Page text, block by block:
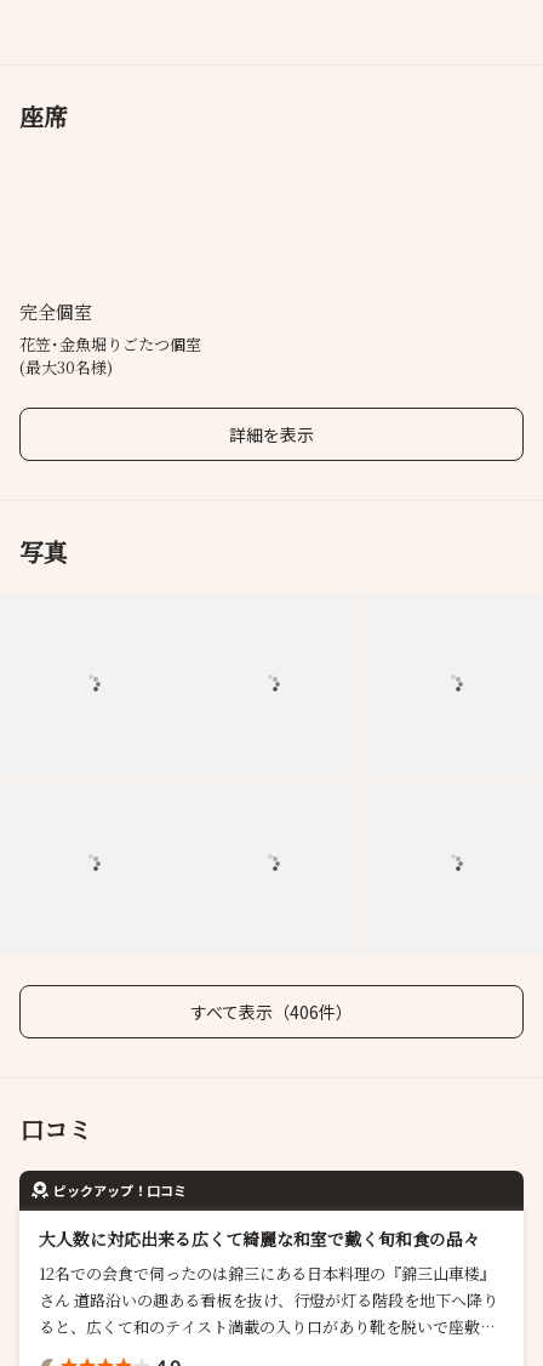
11000円
※飲み放題90分2500円（税サ込）のご用意もございます。
座席
完全個室
花笠･金魚堀りごたつ個室
(最大30名様)
詳細を表示
写真
すべて表示（406件）
口コミ
ピックアップ！口コミ
大人数に対応出来る広くて綺麗な和室で戴く旬和食の品々
12名での会食で伺ったのは錦三にある日本料理の『錦三山車楼』
さん 道路沿いの趣ある看板を抜け、行燈が灯る階段を地下へ降り
ると、広くて和のテイスト満載の入り口があり靴を脱いで座敷に
あがります こちらは大人数の個室希望に対応出来る日本料理屋さ